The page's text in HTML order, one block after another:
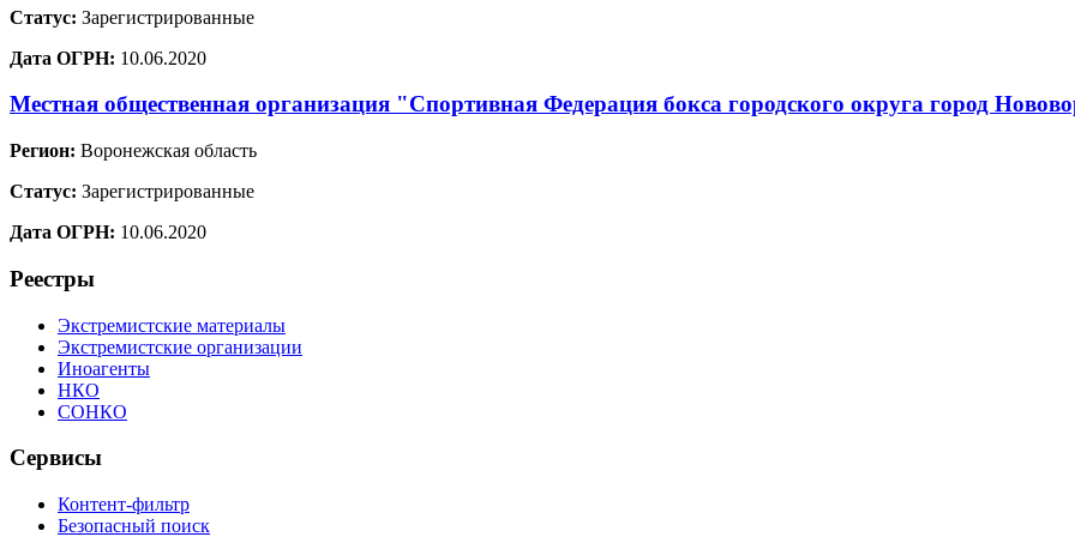
Статус: Зарегистрированные
Дата ОГРН: 10.06.2020
Местная общественная организация "Спортивная Федерация бокса городского округа город
Регион: Воронежская область
Статус: Зарегистрированные
Дата ОГРН: 10.06.2020
Реестры
Экстремистские материалы
Экстремистские организации
Иноагенты
НКО
СОНКО
Сервисы
Контент-фильтр
Безопасный поиск